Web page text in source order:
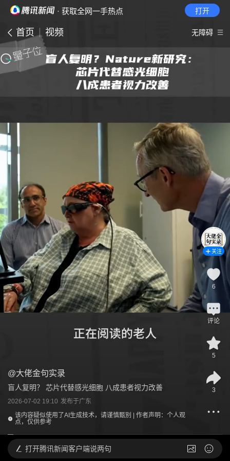
· 获取全网一手热点 打开
首页 视频 无障碍
@大佬金句实录
盲人复明？ 芯片代替感光细胞​ 八成患者视力改善
2026-07-02 19:10 发布于广东
该内容疑似使用了AI生成技术，请谨慎甄别 | 作者声明：个人观
点，仅供参考
关注
6
评论
5
3
打开腾讯新闻客户端说两句